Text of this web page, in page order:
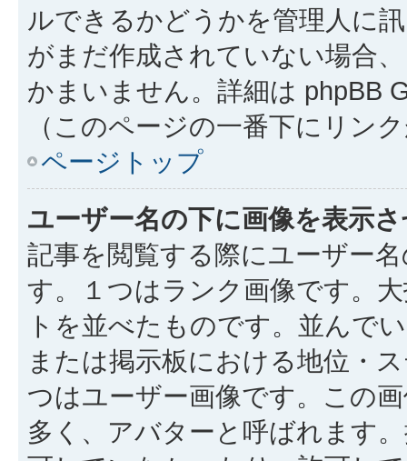
ルできるかどうかを管理人に
がまだ作成されていない場合
かまいません。詳細は phpBB
（このページの一番下にリン
ページトップ
ユーザー名の下に画像を表示
記事を閲覧する際にユーザー
す。１つはランク画像です。
トを並べたものです。並んで
または掲示板における地位・
つはユーザー画像です。この
多く、アバターと呼ばれます